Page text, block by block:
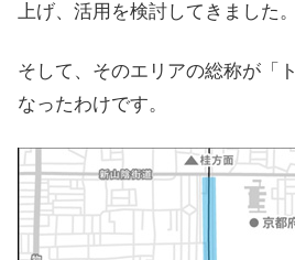
上げ、活用を検討してきました。
そして、そのエリアの総称が「
なったわけです。